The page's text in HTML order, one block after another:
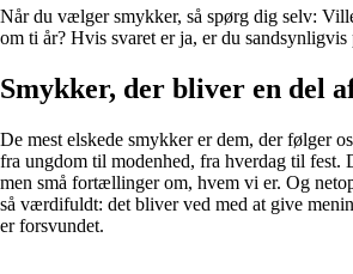
Når du vælger smykker, så spørg dig selv:
om ti år? Hvis svaret er ja, er du sandsynligvis
Smykker, der bliver en del
De mest elskede smykker er dem, der følger
fra ungdom til modenhed, fra hverdag til fest.
men små fortællinger om, hvem vi er. Og
så værdifuldt: det bliver ved med at give
er forsvundet.